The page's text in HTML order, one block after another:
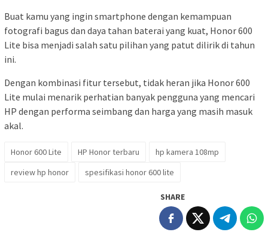
Buat kamu yang ingin smartphone dengan kemampuan
fotografi bagus dan daya tahan baterai yang kuat, Honor 600
Lite bisa menjadi salah satu pilihan yang patut dilirik di tahun
ini.
Dengan kombinasi fitur tersebut, tidak heran jika Honor 600
Lite mulai menarik perhatian banyak pengguna yang mencari
HP dengan performa seimbang dan harga yang masih masuk
akal.
Honor 600 Lite HP Honor terbaru
hp kamera 108mp
review hp honor
spesifikasi honor 600 lite
SHARE